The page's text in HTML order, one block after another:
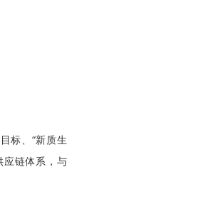
标、“新质生
应链体系，与